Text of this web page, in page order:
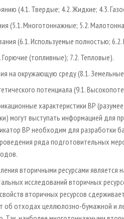
(4.1. Твердые; 4.2. Жидкие; 4.3.
(5.1. Многотоннажные; 5.2.
(6.1. Используемые полностью;
Горючие (топливные); 7.2. Тепловые).
на окружающую среду (8.1.
потенциала (9.1.
характеристики ВР
могут выступать информацией для
ВР необходим для разработки
ряда подготовительных
вторичными ресурсами
исследований вторичных
вторичных ресурсов
об отходах целлюлозно-бумажной и